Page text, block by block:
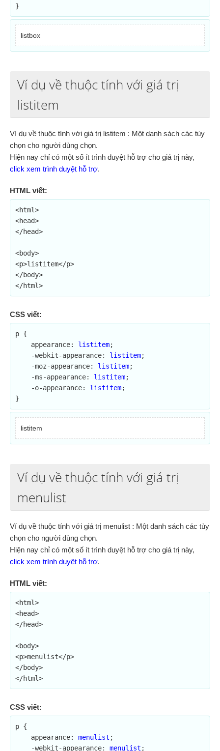
}
listbox
Ví dụ về thuộc tính với giá trị
listitem
Ví dụ về thuộc tính với giá trị listitem : Một danh sách các tùy
chọn cho người dùng chọn.
Hiện nay chỉ có một số ít trình duyệt hỗ trợ cho giá trị này,
click xem trình duyệt hỗ trợ.
HTML viết:
<html>
<head>
</head>
<body>
<p>listitem</p>
</body>
</html>
CSS viết:
p {
    appearance:
listitem;
    -webkit-appearance:
listitem;
    -moz-appearance:
listitem;
    -ms-appearance:
listitem;
    -o-appearance:
listitem;
}
listitem
Ví dụ về thuộc tính với giá trị
menulist
Ví dụ về thuộc tính với giá trị menulist : Một danh sách các tùy
chọn cho người dùng chọn.
Hiện nay chỉ có một số ít trình duyệt hỗ trợ cho giá trị này,
click xem trình duyệt hỗ trợ.
HTML viết:
<html>
<head>
</head>
<body>
<p>menulist</p>
</body>
</html>
CSS viết:
p {
    appearance:
menulist ;
    -webkit-appearance:
menulist ;